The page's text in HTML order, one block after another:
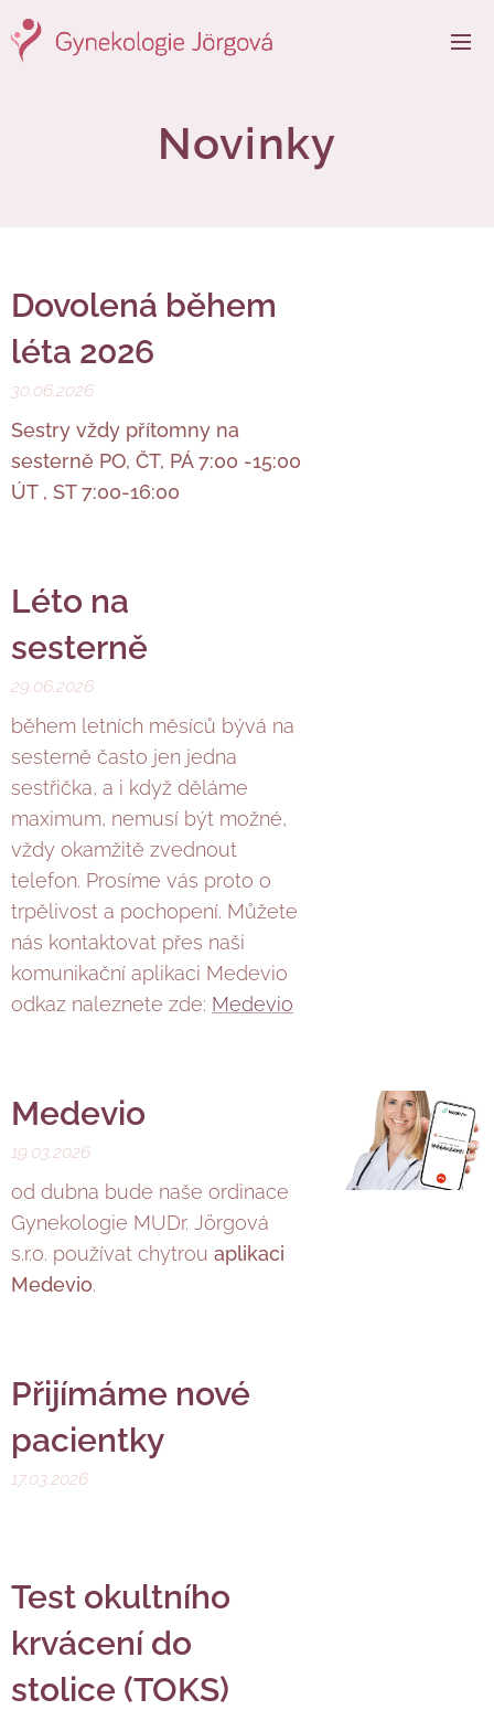
Novinky
Dovolená během
léta 2026
30.06.2026
Sestry vždy přítomny na
sesterně PO, ČT, PÁ 7:00 -15:00
ÚT , ST 7:00-16:00
Léto na
sesterně ☀️
29.06.2026
během letních měsíců bývá na
sesterně často jen jedna
sestřička, a i když děláme
maximum, nemusí být možné,
vždy okamžitě zvednout
telefon. Prosíme vás proto o
trpělivost a pochopení. Můžete
nás kontaktovat přes naši
komunikační aplikaci Medevio
odkaz naleznete zde: Medevio
Medevio
19.03.2026
od dubna bude naše ordinace
Gynekologie MUDr. Jörgová
s.r.o. používat chytrou aplikaci
Medevio.
Přijímáme nové
pacientky
17.03.2026
Test okultního
krvácení do
stolice (TOKS)